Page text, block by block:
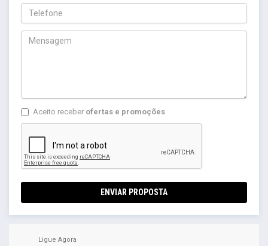
Aceito receber ofertas e promoções
ENVIAR PROPOSTA
Ligue Agora